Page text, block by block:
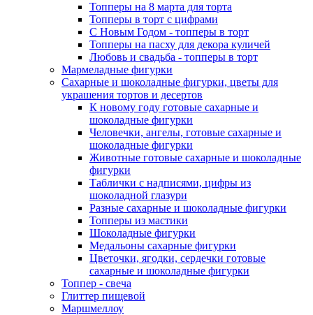
Топперы на 8 марта для торта
Топперы в торт с цифрами
С Новым Годом - топперы в торт
Топперы на пасху для декора куличей
Любовь и свадьба - топперы в торт
Мармеладные фигурки
Сахарные и шоколадные фигурки, цветы для
украшения тортов и десертов
К новому году готовые сахарные и
шоколадные фигурки
Человечки, ангелы, готовые сахарные и
шоколадные фигурки
Животные готовые сахарные и шоколадные
фигурки
Таблички с надписями, цифры из
шоколадной глазури
Разные сахарные и шоколадные фигурки
Топперы из мастики
Шоколадные фигурки
Медальоны сахарные фигурки
Цветочки, ягодки, сердечки готовые
сахарные и шоколадные фигурки
Топпер - свеча
Глиттер пищевой
Маршмеллоу